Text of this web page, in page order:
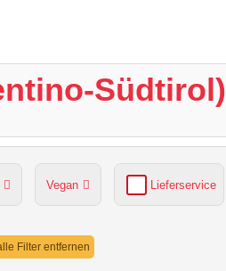
Südtirol)
Vegan Lieferservice
Filter entfernen